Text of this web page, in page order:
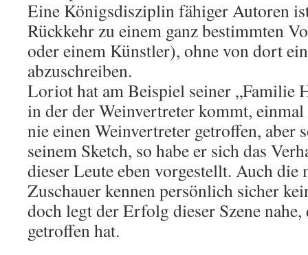
Eine Königsdisziplin fähiger Autoren
Rückkehr zu einem ganz bestimmten
oder einem Künstler), ohne von dort
abzuschreiben.
Loriot hat am Beispiel seiner „Familie
in der der Weinvertreter kommt,
nie einen Weinvertreter getroffen, aber
seinem Sketch, so habe er sich das
dieser Leute eben vorgestellt. Auch die
Zuschauer kennen persönlich sicher
doch legt der Erfolg dieser Szene nahe,
getroffen hat.